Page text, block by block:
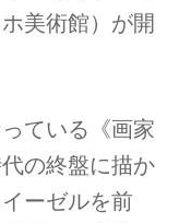
美術館）が開
ている《画家
の終盤に描か
ーゼルを前